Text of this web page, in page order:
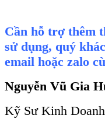
Cần hỗ trợ thêm
sử dụng, quý
email hoặc zalo
Nguyễn Vũ Gia
Kỹ Sư Kinh Doanh